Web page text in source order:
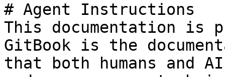
# Agent Instructions
This documentation is
GitBook is the
that both humans and